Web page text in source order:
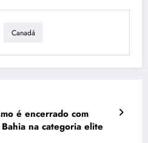
Canadá
é encerrado com
na categoria elite